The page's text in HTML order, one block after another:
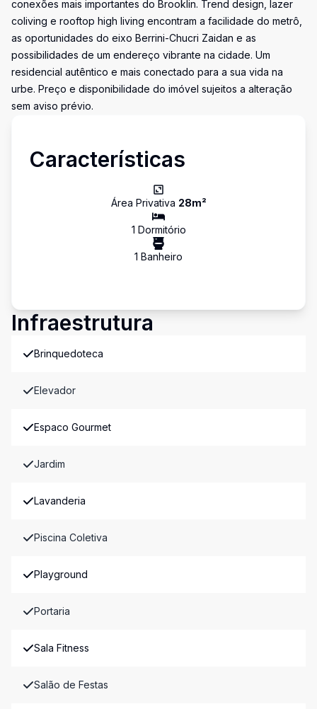
conexões mais importantes do Brooklin. Trend design, lazer
coliving e rooftop high living encontram a facilidade do metrô,
as oportunidades do eixo Berrini-Chucri Zaidan e as
possibilidades de um endereço vibrante na cidade. Um
residencial autêntico e mais conectado para a sua vida na
urbe. Preço e disponibilidade do imóvel sujeitos a alteração
sem aviso prévio.
Características
Área Privativa 28m²
1 Dormitório
1 Banheiro
Infraestrutura
Brinquedoteca
Elevador
Espaco Gourmet
Jardim
Lavanderia
Piscina Coletiva
Playground
Portaria
Sala Fitness
Salão de Festas